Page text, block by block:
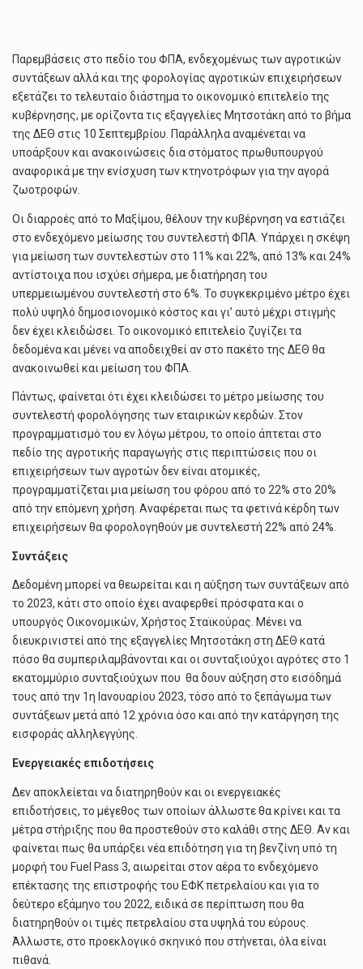
Παρεμβάσεις στο πεδίο του ΦΠΑ, ενδεχομένως των αγροτικών
συντάξεων αλλά και της φορολογίας αγροτικών επιχειρήσεων
εξετάζει το τελευταίο διάστημα το οικονομικό επιτελείο της
κυβέρνησης, με ορίζοντα τις εξαγγελίες Μητσοτάκη από το βήμα
της ΔΕΘ στις 10 Σεπτεμβρίου. Παράλληλα αναμένεται να
υποάρξουν και ανακοινώσεις δια στόματος πρωθυπουργού
αναφορικά με την ενίσχυση των κτηνοτρόφων για την αγορά
ζωοτροφών.
Οι διαρροές από το Μαξίµου, θέλουν την κυβέρνηση να εστιάζει
στο ενδεχόµενο µείωσης του συντελεστή ΦΠΑ. Υπάρχει η σκέψη
για µείωση των συντελεστών στο 11% και 22%, από 13% και 24%
αντίστοιχα που ισχύει σήµερα, µε διατήρηση του
υπερµειωµένου συντελεστή στο 6%. Το συγκεκριµένο µέτρο έχει
πολύ υψηλό δηµοσιονοµικό κόστος και γι’ αυτό µέχρι στιγµής
δεν έχει κλειδώσει. Το οικονοµικό επιτελείο ζυγίζει τα
δεδοµένα και µένει να αποδειχθεί αν στο πακέτο της ∆ΕΘ θα
ανακοινωθεί και µείωση του ΦΠΑ.
Πάντως, φαίνεται ότι έχει κλειδώσει το µέτρο µείωσης του
συντελεστή φορολόγησης των εταιρικών κερδών. Στον
προγραµµατισµό του εν λόγω µέτρου, το οποίο άπτεται στο
πεδίο της αγροτικής παραγωγής στις περιπτώσεις που οι
επιχειρήσεων των αγροτών δεν είναι ατοµικές,
προγραµµατίζεται µια µείωση του φόρου από το 22% στο 20%
από την επόµενη χρήση. Αναφέρεται πως τα φετινά κέρδη των
επιχειρήσεων θα φορολογηθούν µε συντελεστή 22% από 24%.
Συντάξεις
∆εδοµένη µπορεί να θεωρείται και η αύξηση των συντάξεων από
το 2023, κάτι στο οποίο έχει αναφερθεί πρόσφατα και ο
υπουργός Οικονοµικών, Χρήστος Σταϊκούρας. Μένει να
διευκρινιστεί από της εξαγγελίες Μητσοτάκη στη ∆ΕΘ κατά
πόσο θα συµπεριλαµβάνονται και οι συνταξιούχοι αγρότες στο 1
εκατοµµύριο συνταξιούχων που θα δουν αύξηση στο εισόδηµά
τους από την 1η Ιανουαρίου 2023, τόσο από το ξεπάγωµα των
συντάξεων µετά από 12 χρόνια όσο και από την κατάργηση της
εισφοράς αλληλεγγύης.
Ενεργειακές επιδοτήσεις
∆εν αποκλείεται να διατηρηθούν και οι ενεργειακές
επιδοτήσεις, το µέγεθος των οποίων άλλωστε θα κρίνει και τα
µέτρα στήριξης που θα προστεθούν στο καλάθι στης ∆ΕΘ. Αν και
φαίνεται πως θα υπάρξει νέα επιδότηση για τη βενζίνη υπό τη
µορφή του Fuel Pass 3, αιωρείται στον αέρα το ενδεχόµενο
επέκτασης της επιστροφής του ΕΦΚ πετρελαίου και για το
δεύτερο εξάµηνο του 2022, ειδικά σε περίπτωση που θα
διατηρηθούν οι τιµές πετρελαίου στα υψηλά του εύρους.
Άλλωστε, στο προεκλογικό σκηνικό που στήνεται, όλα είναι
πιθανά.